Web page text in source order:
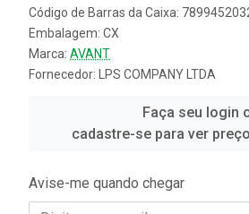
Código de Barras da Caixa:
Embalagem: CX
Marca: AVANT
Fornecedor:
LPS COMPANY LTDA
Faça seu login
cadastre-se para ver
Avise-me quando chegar